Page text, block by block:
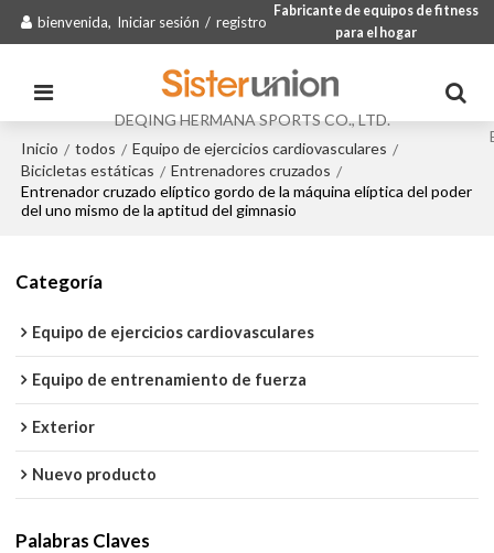
bienvenida, Iniciar sesión / registro
Fabricante de equipos de fitness
para el hogar
DEQING HERMANA SPORTS CO., LTD.
Inicio / todos / Equipo de ejercicios cardiovasculares /
Bicicletas estáticas / Entrenadores cruzados /
Entrenador cruzado elíptico gordo de la máquina elíptica del poder
del uno mismo de la aptitud del gimnasio
Categoría
Equipo de ejercicios cardiovasculares
Equipo de entrenamiento de fuerza
Exterior
Nuevo producto
Palabras Claves